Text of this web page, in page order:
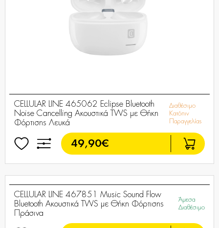
CELLULAR LINE 465062 Eclipse Bluetooth
Noise Cancelling Ακουστικά TWS με Θήκη
Φόρτισης Λευκά
Διαθέσιμο
Κατόπιν
Παραγγελίας
49,90€